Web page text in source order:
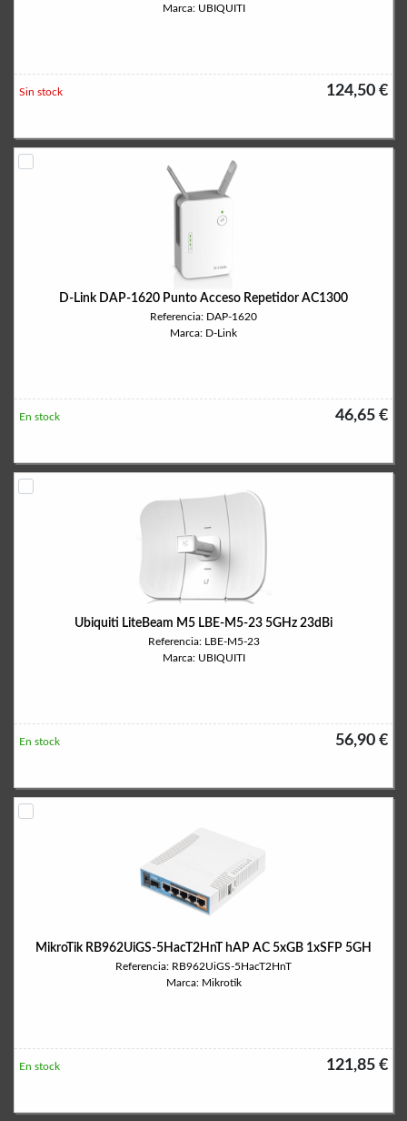
Marca: UBIQUITI
124,50 €
Sin stock
D-Link DAP-1620 Punto Acceso Repetidor AC1300
Referencia: DAP-1620
Marca: D-Link
46,65 €
En stock
Ubiquiti LiteBeam M5 LBE-M5-23 5GHz 23dBi
Referencia: LBE-M5-23
Marca: UBIQUITI
56,90 €
En stock
MikroTik RB962UiGS-5HacT2HnT hAP AC 5xGB 1xSFP 5GH
Referencia: RB962UiGS-5HacT2HnT
Marca: Mikrotik
121,85 €
En stock